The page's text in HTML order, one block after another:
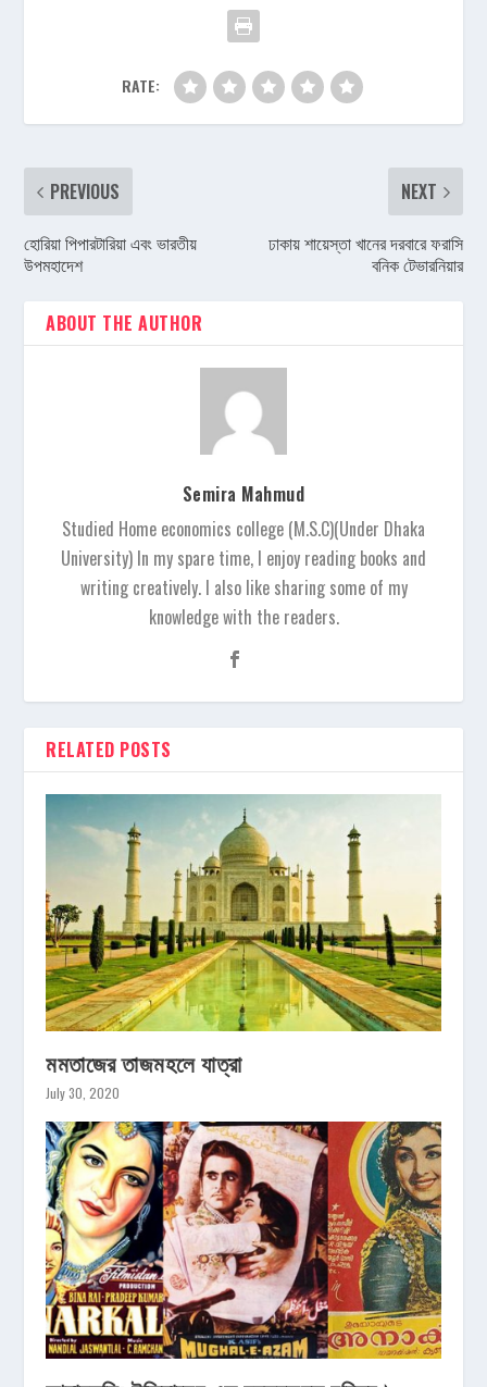
RATE:
PREVIOUS
হোরিয়া পিপারটারিয়া এবং ভারতীয়
উপমহাদেশ
NEXT
ঢাকায় শায়েস্তা খানের দরবারে ফরাসি
বনিক টেভারনিয়ার
ABOUT THE AUTHOR
Semira Mahmud
Studied Home economics college (M.S.C)(Under Dhaka
University) In my spare time, I enjoy reading books and
writing creatively. I also like sharing some of my
knowledge with the readers.
RELATED POSTS
মমতাজের তাজমহলে যাত্রা
July 30, 2020